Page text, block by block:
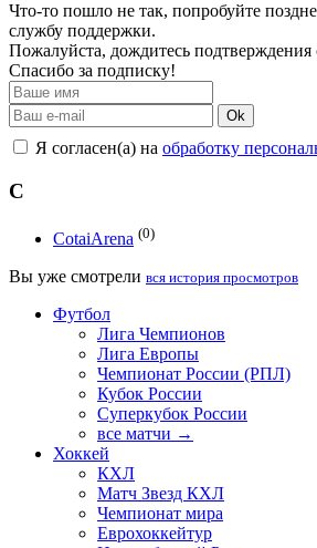
Что-то пошло не так, попробуйте
службу поддержки.
Пожалуйста, дождитесь
Спасибо за подписку!
Ok
Я согласен(а) на обработку
C
CotaiArena (0)
Вы уже смотрели вся история просмотров
Футбол
Лига Чемпионов
Лига Европы
Чемпионат России (РПЛ)
Кубок России
Суперкубок России
все матчи →
Хоккей
КХЛ
Матч Звезд КХЛ
Чемпионат мира
Еврохоккейтур